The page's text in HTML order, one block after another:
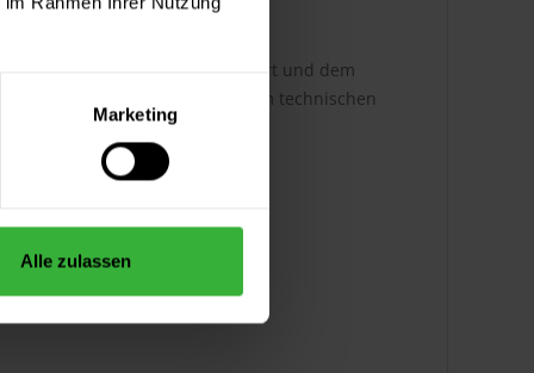
Marketing
Alle zulassen
abhängig von der Auftragsart und dem
Infos entnehmen Sie bitte dem technischen